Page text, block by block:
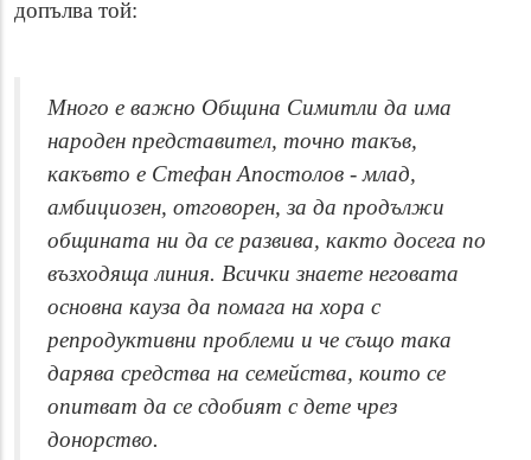
допълва той:
Много е важно Община Симитли да има
народен представител, точно такъв,
какъвто е Стефан Апостолов - млад,
амбициозен, отговорен, за да продължи
общината ни да се развива, както досега по
възходяща линия. Всички знаете неговата
основна кауза да помага на хора с
репродуктивни проблеми и че също така
дарява средства на семейства, които се
опитват да се сдобият с дете чрез
донорство.